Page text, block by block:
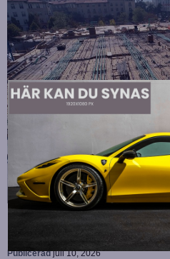
Strategiska tillskott till
Publiceradjuli 10, 2026